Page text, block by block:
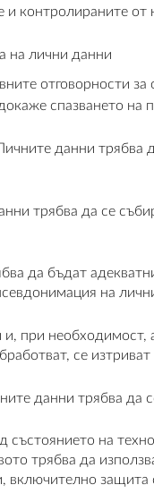
контролираните от
на лични данни
отговорности
спазването на
данни
трябва да се
да бъдат
на
при необходимост,
се
данни трябва да
на
трябва да
включително